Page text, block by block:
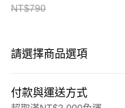
NT$790
請選擇商品選項
付款與運送方式